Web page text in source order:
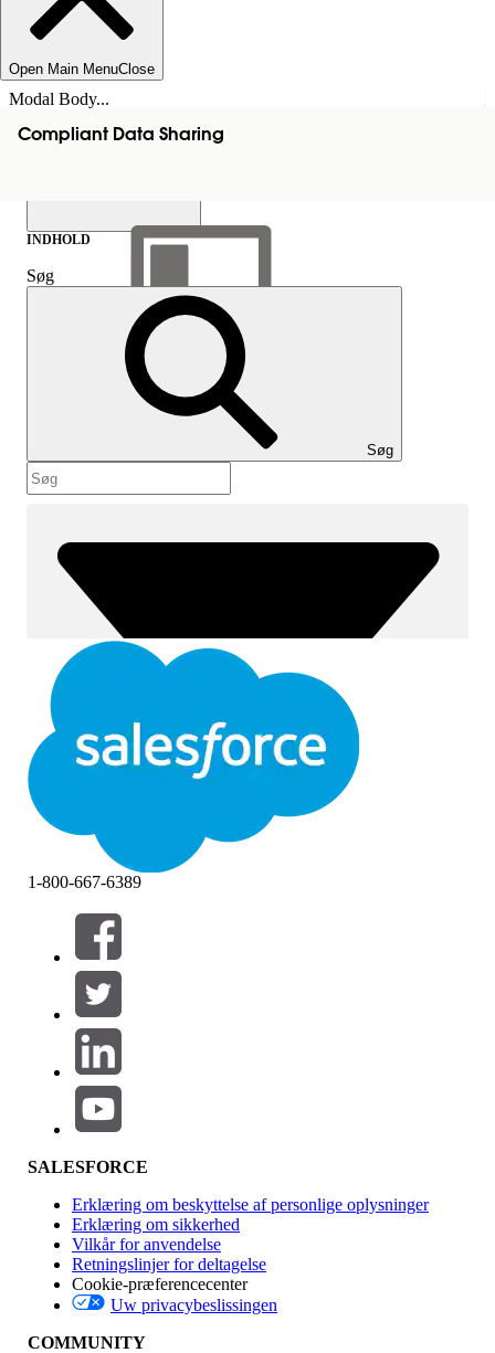
Open Main MenuClose
Modal Body...
Compliant Data Sharing
Vis indholdsfortegnelse
Indhold
INDHOLD
Søg
Søg
Filtrer efter (0)
VÆLG FILTRE
Produktområde
Funktionspåvirkning
Version
1-800-667-6389
SALESFORCE
Erklæring om beskyttelse af personlige oplysninger
Erklæring om sikkerhed
Vilkår for anvendelse
Retningslinjer for deltagelse
Cookie-præferencecenter
Uw privacybeslissingen
COMMUNITY